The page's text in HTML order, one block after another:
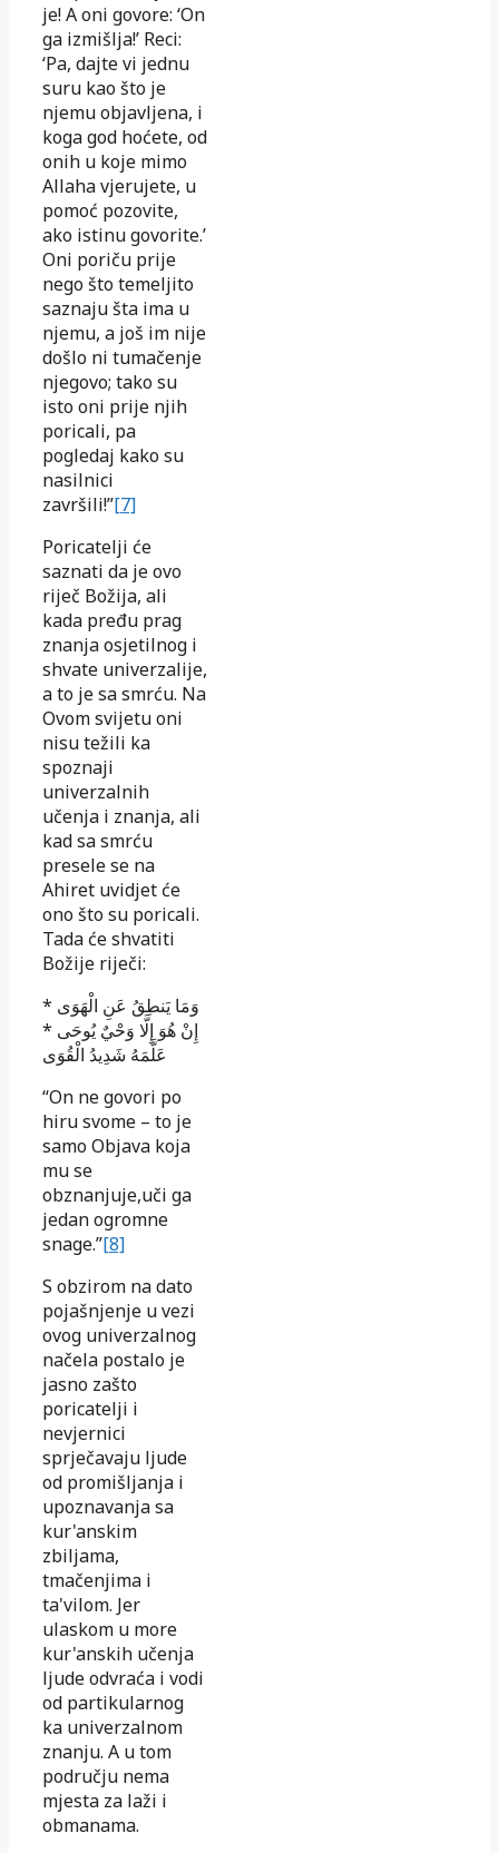
je! A oni govore: ‘On
ga izmišlja!’ Reci:
‘Pa, dajte vi jednu
suru kao što je
njemu objavljena, i
koga god hoćete, od
onih u koje mimo
Allaha vjerujete, u
pomoć pozovite,
ako istinu govorite.’
Oni poriču prije
nego što temeljito
saznaju šta ima u
njemu, a još im nije
došlo ni tumačenje
njegovo; tako su
isto oni prije njih
poricali, pa
pogledaj kako su
nasilnici
završili!”[7]
Poricatelji će
saznati da je ovo
riječ Božija, ali
kada pređu prag
znanja osjetilnog i
shvate univerzalije,
a to je sa smrću. Na
Ovom svijetu oni
nisu težili ka
spoznaji
univerzalnih
učenja i znanja, ali
kad sa smrću
presele se na
Ahiret uvidjet će
ono što su poricali.
Tada će shvatiti
Božije riječi:
وَمَا يَنطِقُ عَنِ الْهَوَى *
إِنْ هُوَ إِلَّا وَحْيٌ يُوحَى *
عَلَّمَهُ شَدِيدُ الْقُوَى
“On ne govori po
hiru svome – to je
samo Objava koja
mu se
obznanjuje,uči ga
jedan ogromne
snage.”[8]
S obzirom na dato
pojašnjenje u vezi
ovog univerzalnog
načela postalo je
jasno zašto
poricatelji i
nevjernici
sprječavaju ljude
od promišljanja i
upoznavanja sa
kur'anskim
zbiljama,
tmačenjima i
ta'vilom. Jer
ulaskom u more
kur'anskih učenja
ljude odvraća i vodi
od partikularnog
ka univerzalnom
znanju. A u tom
području nema
mjesta za laži i
obmanama.